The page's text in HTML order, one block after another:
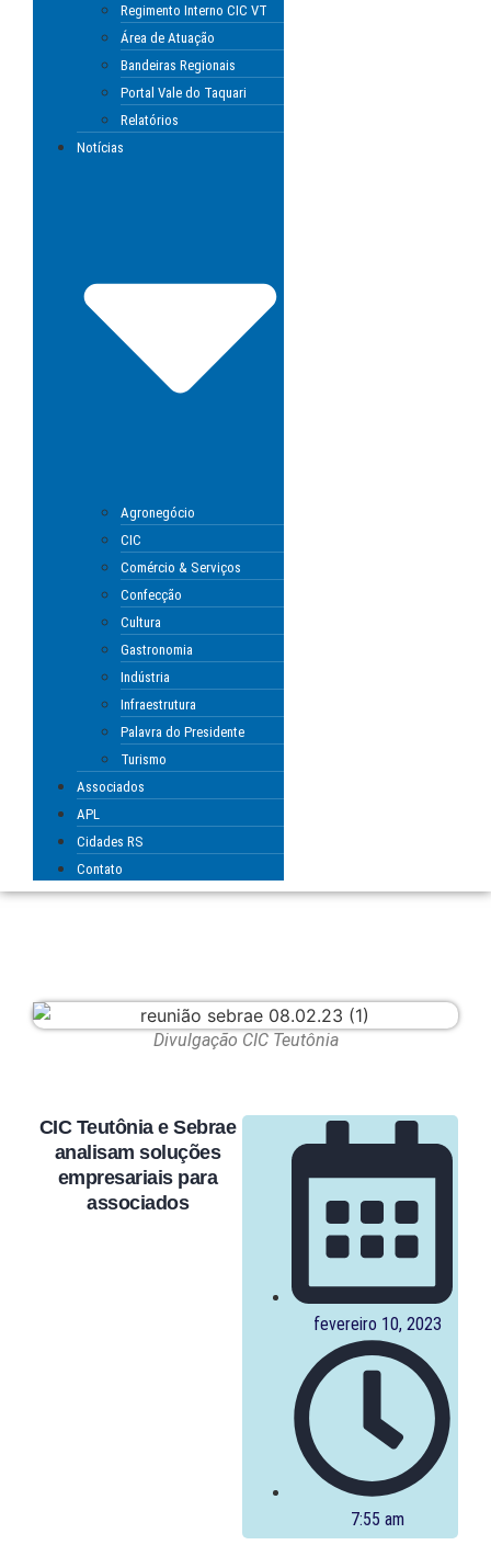
Regimento Interno CIC VT
Área de Atuação
Bandeiras Regionais
Portal Vale do Taquari
Relatórios
Notícias
Agronegócio
CIC
Comércio & Serviços
Confecção
Cultura
Gastronomia
Indústria
Infraestrutura
Palavra do Presidente
Turismo
Associados
APL
Cidades RS
Contato
Divulgação CIC Teutônia
CIC Teutônia e Sebrae
analisam soluções
empresariais para
associados
fevereiro 10, 2023
7:55 am